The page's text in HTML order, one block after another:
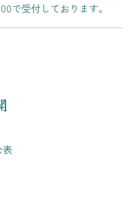
で受付しております。
表